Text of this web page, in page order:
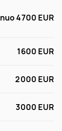
nuo 4700 EUR
1600 EUR
2000 EUR
3000 EUR